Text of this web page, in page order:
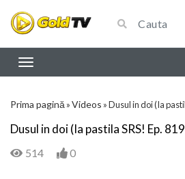
Prima pagină »Videos »Dusul in doi (Ia
Dusul in doi (Ia pastila SRS! Ep.
514 0